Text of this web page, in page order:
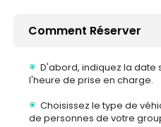
Comment Réserver
D'abord, indiquez la date
l'heure de prise en charge.
Choisissez le type de
de personnes de votre